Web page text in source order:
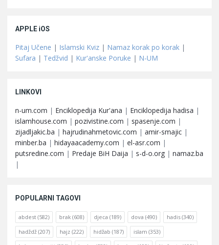
APPLE iOS
Pitaj Učene | Islamski Kviz | Namaz korak po korak |
Sufara | Tedžvid | Kur'anske Poruke | N-UM
LINKOVI
n-um.com | Enciklopedija Kur'ana | Enciklopedija hadisa |
islamhouse.com | pozivistine.com | spasenje.com |
zijadljakic.ba | hajrudinahmetovic.com | amir-smajic |
minber.ba | hidayaacademy.com | el-asr.com |
putsredine.com | Predaje BiH Daija | s-d-o.org | namaz.ba
|
POPULARNI TAGOVI
abdest (582) brak (608) djeca (189) dova (490) hadis (340)
hadždž (207) hajz (222) hidžab (187) islam (353)